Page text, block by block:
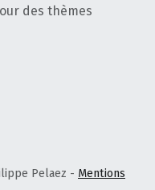
des thèmes
Pelaez - Mentions